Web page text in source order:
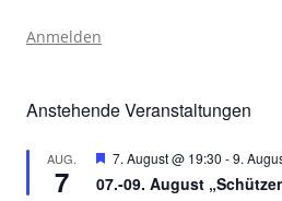
Anmelden
Anstehende Veranstaltungen
AUG.
7
Hervorgehoben
7. August @ 19:30 -9.
07.-09. August